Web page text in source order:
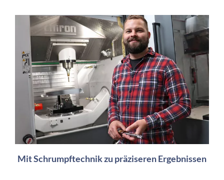
Mit Schrumpftechnik zu präziseren Ergebnissen